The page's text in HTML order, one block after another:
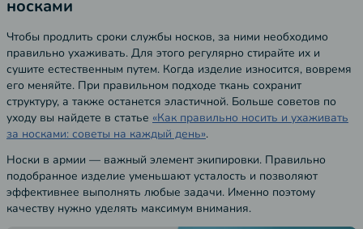
носками
Чтобы продлить сроки службы носков, за ними необходимо
правильно ухаживать. Для этого регулярно стирайте их и
сушите естественным путем. Когда изделие износится, вовремя
его меняйте. При правильном подходе ткань сохранит
структуру, а также останется эластичной. Больше советов по
уходу вы найдете в статье «Как правильно носить и ухаживать
за носками: советы на каждый день».
Носки в армии — важный элемент экипировки. Правильно
подобранное изделие уменьшают усталость и позволяют
эффективнее выполнять любые задачи. Именно поэтому
качеству нужно уделять максимум внимания.